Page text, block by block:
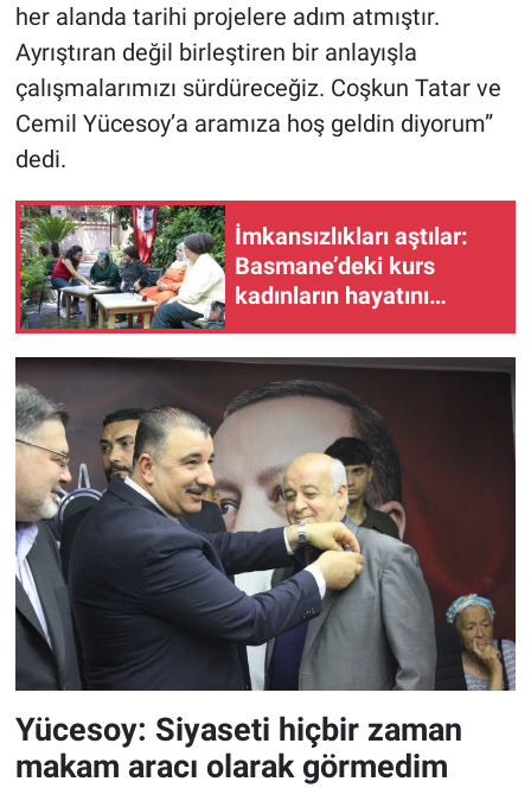
her alanda tarihi projelere adım atmıştır.
Ayrıştıran değil birleştiren bir anlayışla
çalışmalarımızı sürdüreceğiz. Coşkun Tatar ve
Cemil Yücesoy’a aramıza hoş geldin diyorum”
dedi.
İmkansızlıkları aştılar:
Basmane’deki kurs
kadınların hayatını
Yücesoy: Siyaseti hiçbir zaman
makam aracı olarak görmedim